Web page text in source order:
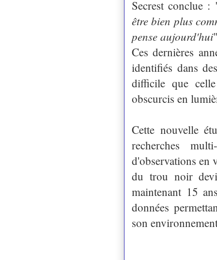
Secrest conclue :
être bien plus
pense aujourd'hui
Ces dernières
identifiés dans
difficile que
obscurcis en
Cette nouvelle
recherches
d'observations en
du trou noir
maintenant 15
données
son